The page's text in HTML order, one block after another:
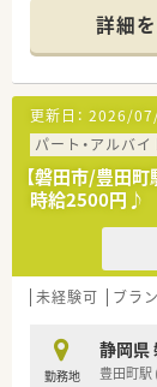
います。
■薬剤師
≪業務内
■入院患
■注射セッ
■医薬品管
■持参薬
≪おすす
■土日祝
■勤務時
■勤務曜
■車通勤
詳細
更新日： 2026/
パート・アルバイ
【磐田市/豊田
時給2500円♪
未経験可 ブラ
勤務地
静岡県
豊田町駅